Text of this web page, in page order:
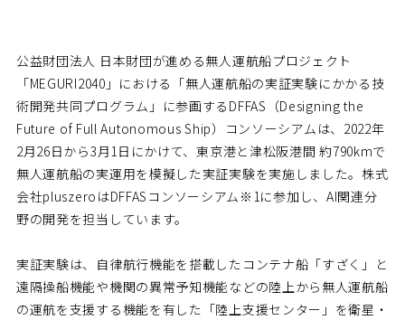
公益財団法人 日本財団が進める無人運航船プロジェクト
「MEGURI2040」における「無人運航船の実証実験にかかる技
術開発共同プログラム」に参画するDFFAS（Designing the
Future of Full Autonomous Ship）コンソーシアムは、2022年
2月26日から3月1日にかけて、東京港と津松阪港間 約790kmで
無人運航船の実運用を模擬した実証実験を実施しました。株式
会社pluszeroはDFFASコンソーシアム※1に参加し、AI関連分
野の開発を担当しています。
実証実験は、自律航行機能を搭載したコンテナ船「すざく」と
遠隔操船機能や機関の異常予知機能などの陸上から無人運航船
の運航を支援する機能を有した「陸上支援センター」を衛星・